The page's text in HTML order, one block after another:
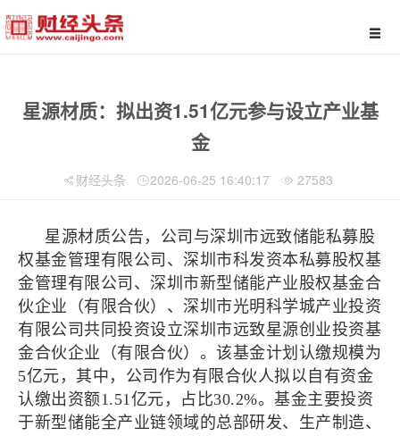
星源材质：拟出资1.51亿元参与设立产业基
金
财经头条 2026-06-25 16:40:17 27583
星源材质公告，公司与深圳市远致储能私募股
权基金管理有限公司、深圳市科发资本私募股权基
金管理有限公司、深圳市新型储能产业股权基金合
伙企业（有限合伙）、深圳市光明科学城产业投资
有限公司共同投资设立深圳市远致星源创业投资基
金合伙企业（有限合伙）。该基金计划认缴规模为
5亿元，其中，公司作为有限合伙人拟以自有资金
认缴出资额1.51亿元，占比30.2%。基金主要投资
于新型储能全产业链领域的总部研发、生产制造、